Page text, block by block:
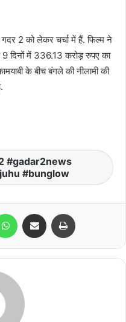
2 को लेकर चर्चा में हैं. फिल्म ने
दिनों में 336.13 करोड़ रुपए का
के बीच बंगले की नीलामी की
#gadar2news
#bunglow
WhatsAppShare via Email